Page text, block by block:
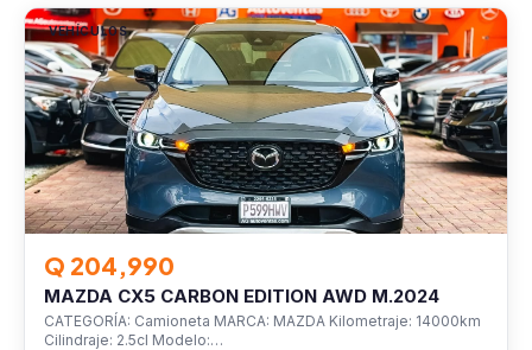
VEHÍCULOS
Q 204,990
MAZDA CX5 CARBON EDITION AWD M.2024
CATEGORÍA: Camioneta MARCA: MAZDA Kilometraje: 14000km
Cilindraje: 2.5cl Modelo:…